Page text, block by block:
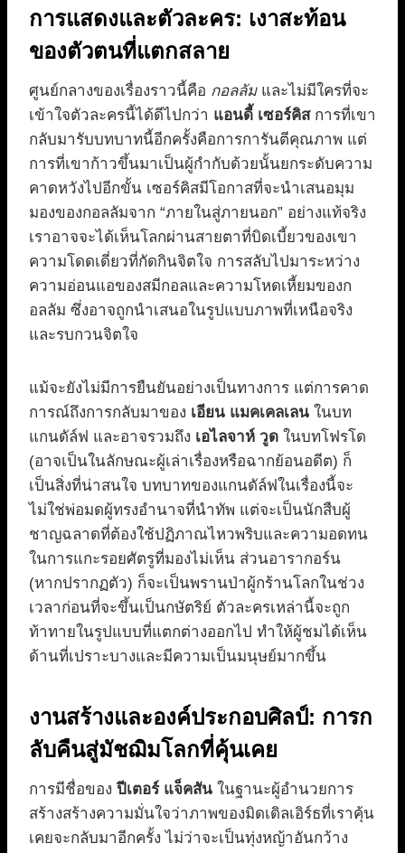
การแสดงและตัวละคร: เงาสะท้อน
ของตัวตนที่แตกสลาย
ศูนย์กลางของเรื่องราวนี้คือ กอลลัมและไม่มีใครที่จะ
เข้าใจตัวละครนี้ได้ดีไปกว่า แอนดี้ เซอร์คิสการที่เขา
กลับมารับบทบาทนี้อีกครั้งคือการการันตีคุณภาพ แต่
การที่เขาก้าวขึ้นมาเป็นผู้กำกับด้วยนั้นยกระดับความ
คาดหวังไปอีกขั้น เซอร์คิสมีโอกาสที่จะนำเสนอมุม
มองของกอลลัมจาก “ภายในสู่ภายนอก” อย่างแท้จริง
เราอาจจะได้เห็นโลกผ่านสายตาที่บิดเบี้ยวของเขา
ความโดดเดี่ยวที่กัดกินจิตใจ การสลับไปมาระหว่าง
ความอ่อนแอของสมีกอลและความโหดเหี้ยมของก
อลลัม ซึ่งอาจถูกนำเสนอในรูปแบบภาพที่เหนือจริง
และรบกวนจิตใจ
แม้จะยังไม่มีการยืนยันอย่างเป็นทางการ แต่การคาด
การณ์ถึงการกลับมาของ เอียน แมคเคลเลน ในบท
แกนดัล์ฟ และอาจรวมถึง เอไลจาห์ วูด ในบทโฟรโด
(อาจเป็นในลักษณะผู้เล่าเรื่องหรือฉากย้อนอดีต) ก็
เป็นสิ่งที่น่าสนใจ บทบาทของแกนดัล์ฟในเรื่องนี้จะ
ไม่ใช่พ่อมดผู้ทรงอำนาจที่นำทัพ แต่จะเป็นนักสืบผู้
ชาญฉลาดที่ต้องใช้ปฏิภาณไหวพริบและความอดทน
ในการแกะรอยศัตรูที่มองไม่เห็น ส่วนอารากอร์น
(หากปรากฏตัว) ก็จะเป็นพรานป่าผู้กร้านโลกในช่วง
เวลาก่อนที่จะขึ้นเป็นกษัตริย์ ตัวละครเหล่านี้จะถูก
ท้าทายในรูปแบบที่แตกต่างออกไป ทำให้ผู้ชมได้เห็น
ด้านที่เปราะบางและมีความเป็นมนุษย์มากขึ้น
งานสร้างและองค์ประกอบศิลป์: การก
ลับคืนสู่มัชฌิมโลกที่คุ้นเคย
การมีชื่อของปีเตอร์ แจ็คสัน ในฐานะผู้อำนวยการ
สร้างสร้างความมั่นใจว่าภาพของมิดเดิลเอิร์ธที่เราคุ้น
เคยจะกลับมาอีกครั้ง ไม่ว่าจะเป็นทุ่งหญ้าอันกว้าง